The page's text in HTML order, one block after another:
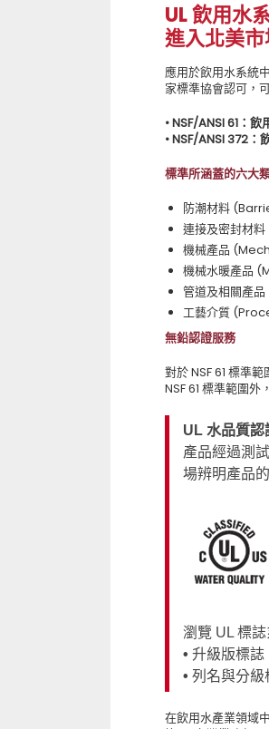
UL 飲用水
進入北美
應用於飲用水系統
家標準協會認可，
• NSF/ANSI 61：
• NSF/ANSI 372：
標準所涵蓋的六大
防潮材料
連接及密封材
機械產品
機械水暖產品
管道及相關產
工藝介質
無鉛認證服務
對於 NSF 61 標準
NSF 61 標準範圍
UL 水品質認
產品經過測
場辨明產品
瀏覽 UL 標
• 升級版標誌
• 列名與分級
在飲用水產業領域